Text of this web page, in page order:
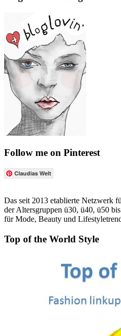
Follow me on Pinterest
Claudias Welt
Das seit 2013 etablierte Netzwerk
der Altersgruppen ü30, ü40, ü50
für Mode, Beauty und
Top of the World Style